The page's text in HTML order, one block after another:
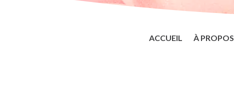
ACCUEIL À PROPOS